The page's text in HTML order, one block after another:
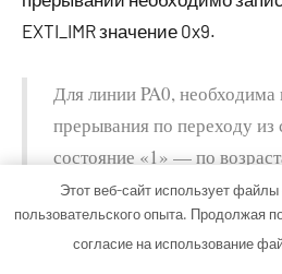
EXTI_IMR значение 0x9.
Для линии PA0, необходима
прерывания по переходу из
состояние «1» — по
есть, необходимо записать
регистра EXTI_RTSR.
Этот веб-сайт использует
пользовательского опыта. Продолжая
согласие на использование